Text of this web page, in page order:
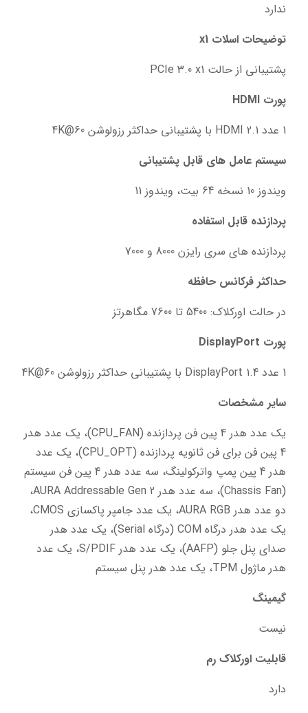
ندارد
توضیحات اسلات x1
پشتیبانی از حالت PCIe 3.0 x1
پورت HDMI
1 عدد HDMI 2.1 با پشتیبانی حداکثر رزولوشن 4K@60
سیستم عامل‌ های قابل پشتیبانی
ویندوز 10 نسخه 64 بیت، ویندوز 11
پردازنده قابل استفاده
پردازنده های سری رایزن 8000 و 7000
حداکثر فرکانس حافظه
در حالت اورکلاک: 5400 تا 7600 مگاهرتز
پورت DisplayPort
1 عدد DisplayPort 1.4 با پشتیبانی حداکثر رزولوشن 4K@60
سایر مشخصات
هدر ماژول TPM، یک عدد هدر پنل سیستم
گیمینگ
نیست
قابلیت اورکلاک رم
دارد